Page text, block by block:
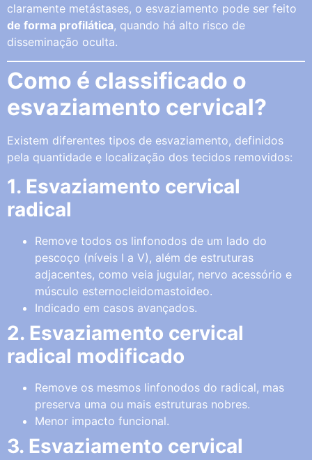
claramente metástases, o esvaziamento pode ser feito
de forma profilática, quando há alto risco de
disseminação oculta.
Como é classificado o
esvaziamento cervical?
Existem diferentes tipos de esvaziamento, definidos
pela quantidade e localização dos tecidos removidos:
1. Esvaziamento cervical
radical
Remove todos os linfonodos de um lado do
pescoço (níveis I a V), além de estruturas
adjacentes, como veia jugular, nervo acessório e
músculo esternocleidomastoideo.
Indicado em casos avançados.
2. Esvaziamento cervical
radical modificado
Remove os mesmos linfonodos do radical, mas
preserva uma ou mais estruturas nobres.
Menor impacto funcional.
3. Esvaziamento cervical